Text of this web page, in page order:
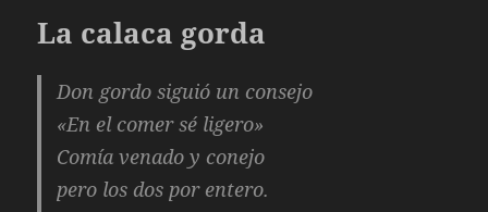
La calaca gorda
Don gordo siguió un consejo
«En el comer sé ligero»
Comía venado y conejo
pero los dos por entero.